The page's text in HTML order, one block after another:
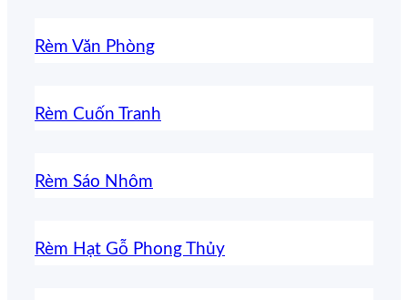
Rèm Văn Phòng
Rèm Cuốn Tranh
Rèm Sáo Nhôm
Rèm Hạt Gỗ Phong Thủy